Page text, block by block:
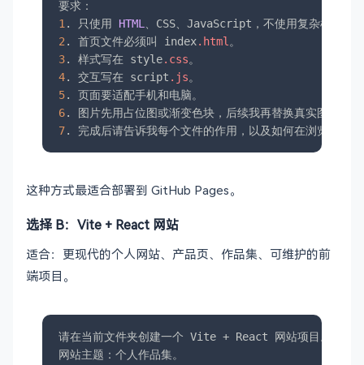
1. 只使用 HTML
2. 首页文件必须叫 index.html
3. 样式写在 style.css
4. 交互写在 script .js
5
6
7. 完成后请告诉我每个文件的作用，以及如何在浏览器里
这种方式最适合部署到 GitHub Pages。
选择 B：Vite + React 网站
适合：更现代的个人网站、产品页、作品集、可维护的前
端项目。
请在当前文件夹创建一个 Vite + React 网站项目。
网站主题：个人作品集。